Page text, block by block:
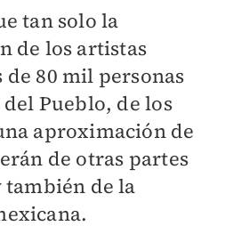
tan solo la
de los artistas
de 80 mil personas
Pueblo, de los
aproximación de
de otras partes
también de la